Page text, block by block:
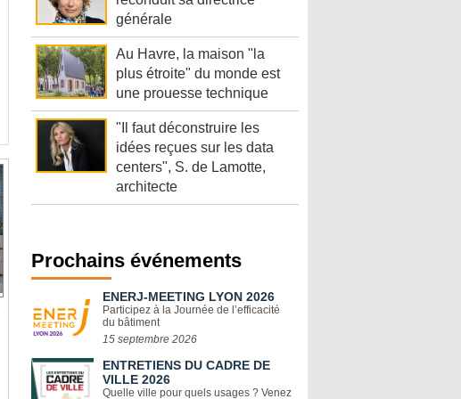
générale
Au Havre, la maison "la
plus étroite" du monde est
une prouesse technique
"Il faut déconstruire les
idées reçues sur les data
centers", S. de Lamotte,
architecte
Prochains événements
ENERJ-MEETING LYON 2026
Participez à la Journée de l’efficacité
du bâtiment
15 septembre 2026
ENTRETIENS DU CADRE DE
VILLE 2026
Quelle ville pour quels usages ? Venez